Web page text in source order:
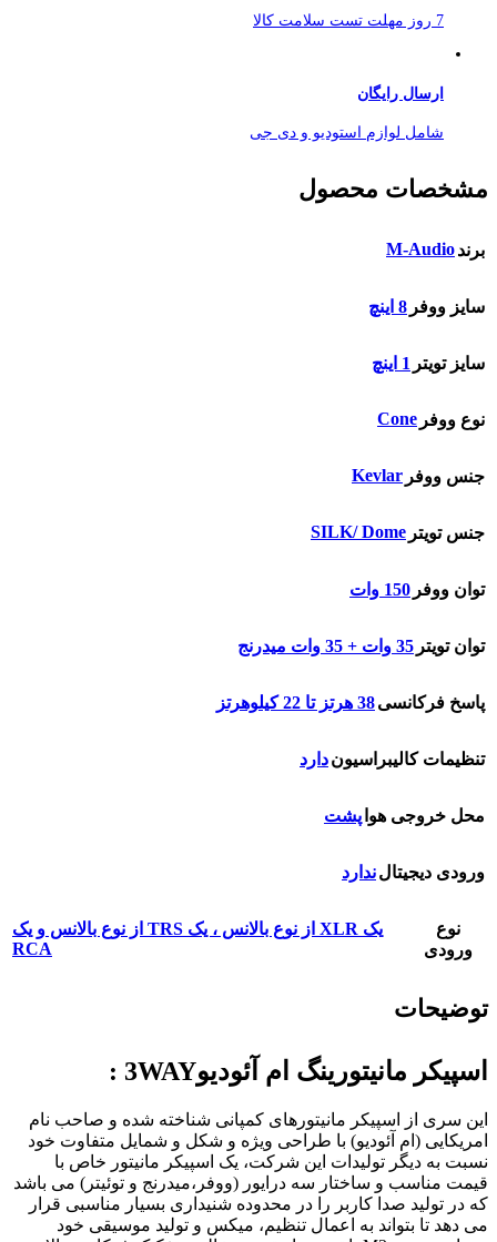
7 روز مهلت تست سلامت کالا
ارسال رایگان
شامل لوازم استودیو و دی جی
مشخصات محصول
برندM-Audio
سایز ووفر 8 اینچ
سایز تویتر 1 اینچ
نوع ووفر Cone
جنس ووفر Kevlar
جنس تویتر SILK/ Dome
توان ووفر 150 وات
توان تویتر 35 وات + 35 وات میدرنج
پاسخ فرکانسی38 هرتز تا 22 کیلوهرتز
تنظیمات کالیبراسیوندارد
محل خروجی هوا پشت
ورودی دیجیتالندارد
نوع
ورودی
یک XLR از نوع بالانس ، یک TRS از نوع بالانس و یک
RCA
توضیحات
اسپیکر مانیتورینگ ام آئودیو3WAY :
این سری از اسپیکر مانیتورهای کمپانی شناخته شده و صاحب نام
امریکایی (ام آئودیو) با طراحی ویژه و شکل و شمایل متفاوت خود
نسبت به دیگر تولیدات این شرکت، یک اسپیکر مانیتور خاص با
قیمت مناسب و ساختار سه درایور (ووفر،میدرنج و توئیتر) می باشد
که در تولید صدا کاربر را در محدوده شنیداری بسیار مناسبی قرار
می دهد تا بتواند به اعمال تنظیم، میکس و تولید موسیقی خود